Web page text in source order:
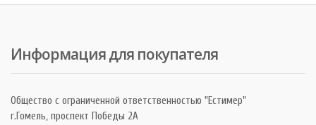
Информация для покупателя
Общество с ограниченной ответственностью "Естимер"
г.Гомель, проспект Победы 2А